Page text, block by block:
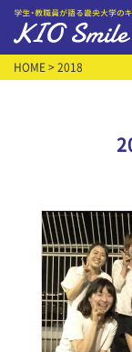
HOME > 2018